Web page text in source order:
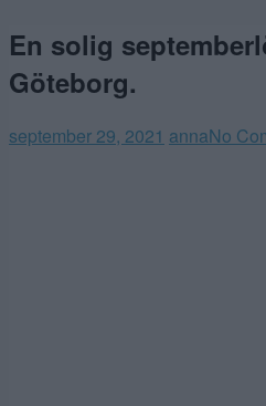
En solig
Göteborg.
september 29, 2021 annaNo